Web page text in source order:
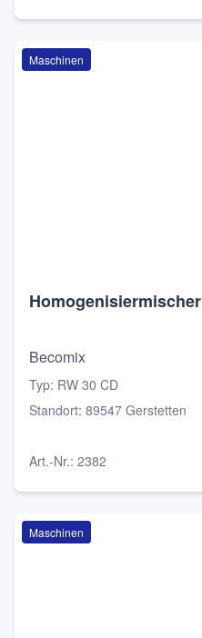
Maschinen
Homogenisiermischer
Becomix
Typ: RW 30 CD
Standort: 89547 Gerstetten
Art.-Nr.: 2382
Maschinen